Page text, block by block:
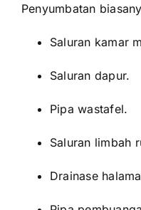
Penyumbatan
Saluran kamar
Saluran dapur.
Pipa wastafel.
Saluran limbah
Drainase